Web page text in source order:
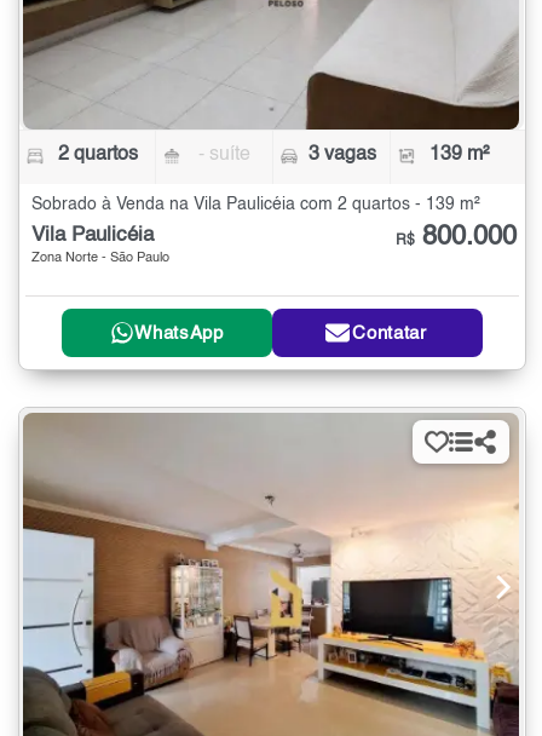
2 quartos - suíte 3 vagas 139 m²
Sobrado à Venda na Vila Paulicéia com 2 quartos - 139 m²
Vila Paulicéia
Zona Norte - São Paulo
R$ 800.000
WhatsApp Contatar